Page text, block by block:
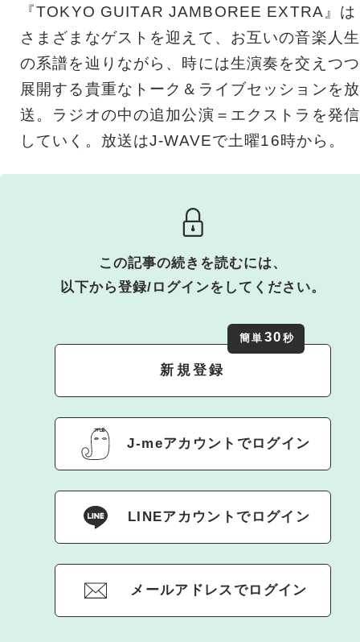
『TOKYO GUITAR JAMBOREE EXTRA』は
さまざまなゲストを迎えて、お互いの音楽人生
の系譜を辿りながら、時には生演奏を交えつつ
展開する貴重なトーク＆ライブセッションを放
送。ラジオの中の追加公演＝エクストラを発信
していく。放送はJ-WAVEで土曜16時から。
この記事の続きを読むには、
以下から登録/ログインをしてください。
新規登録
簡単 30 秒
J-meアカウントでログイン
LINEアカウントでログイン
メールアドレスでログイン